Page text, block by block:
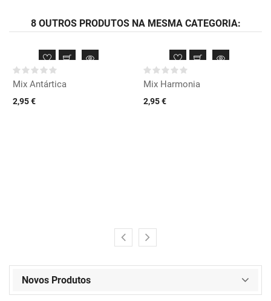
8 OUTROS PRODUTOS NA MESMA CATEGORIA:
Mix Antártica
2,95 €
Mix Harmonia
2,95 €
Novos Produtos